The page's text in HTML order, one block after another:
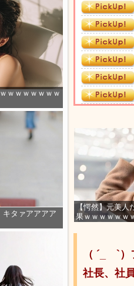
ｗｗｗｗｗｗｗ
キタァアアアア
【愕然】元美
果ｗｗｗｗｗｗ
（ ´_ゝ`
社長、社